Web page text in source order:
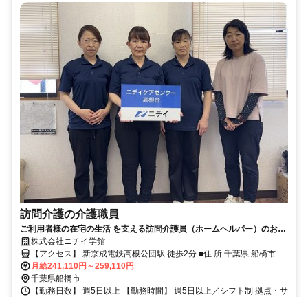
訪問介護の介護職員
ご利用者様の在宅の生活 を支える訪問介護員（ホームヘルパー）のお仕
事です。
株式会社ニチイ学館
【アクセス】 新京成電鉄高根公団駅 徒歩2分 ■住 所 千葉県 船橋市 高
根台1-8-1高野ﾋﾞﾙ3F ■アクセス 新京成電鉄高根公団駅 徒歩2分
月給241,110円～259,110円
千葉県船橋市
【勤務日数】 週5日以上 【勤務時間】 週5日以上／シフト制 拠点・サ